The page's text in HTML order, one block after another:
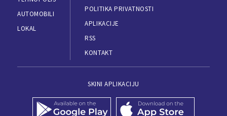
AUTOMOBILI
LOKAL
POLITIKA PRIVATNOSTI
APLIKACIJE
RSS
KONTAKT
SKINI APLIKACIJU